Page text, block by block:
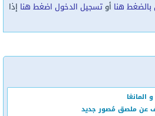
بالضغط هنا أوتسجيل الدخول اضغط هنا إذا
المانغا